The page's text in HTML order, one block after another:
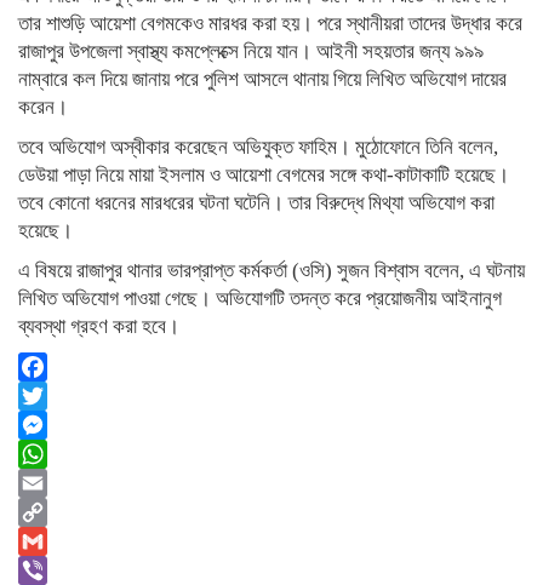
তার শাশুড়ি আয়েশা বেগমকেও মারধর করা হয়। পরে স্থানীয়রা তাদের উদ্ধার করে
রাজাপুর উপজেলা স্বাস্থ্য কমপ্লেক্সে নিয়ে যান। আইনী সহয়তার জন্য ৯৯৯
নাম্বারে কল দিয়ে জানায় পরে পুলিশ আসলে থানায় গিয়ে লিখিত অভিযোগ দায়ের
করেন।
তবে অভিযোগ অস্বীকার করেছেন অভিযুক্ত ফাহিম। মুঠোফোনে তিনি বলেন,
ডেউয়া পাড়া নিয়ে মায়া ইসলাম ও আয়েশা বেগমের সঙ্গে কথা-কাটাকাটি হয়েছে।
তবে কোনো ধরনের মারধরের ঘটনা ঘটেনি। তার বিরুদ্ধে মিথ্যা অভিযোগ করা
হয়েছে।
এ বিষয়ে রাজাপুর থানার ভারপ্রাপ্ত কর্মকর্তা (ওসি) সুজন বিশ্বাস বলেন, এ ঘটনায়
লিখিত অভিযোগ পাওয়া গেছে। অভিযোগটি তদন্ত করে প্রয়োজনীয় আইনানুগ
ব্যবস্থা গ্রহণ করা হবে।
Facebook
Twitter
Messenger
WhatsApp
Email
Copy
Link
Gmail